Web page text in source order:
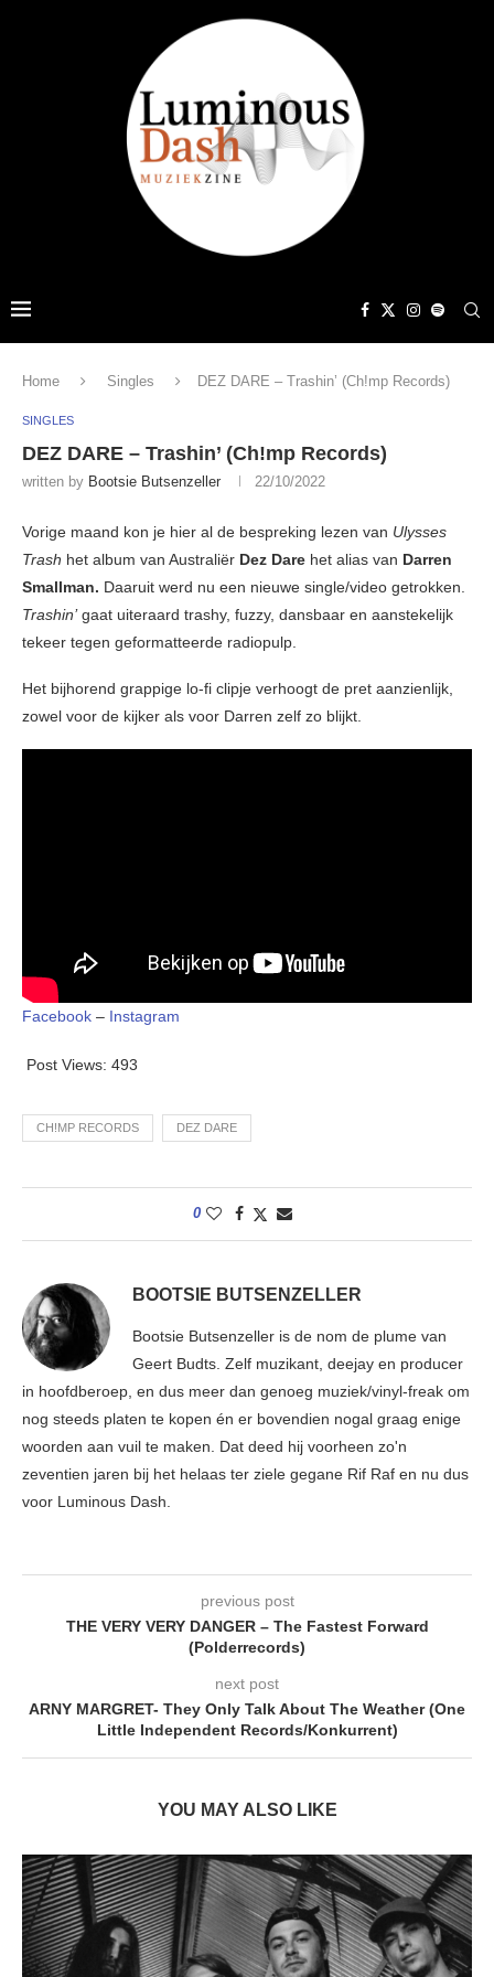
Home Singles DEZ DARE – Trashin’ (Ch!mp Records)
SINGLES
DEZ DARE – Trashin’ (Ch!mp Records)
written by Bootsie Butsenzeller 22/10/2022
Vorige maand kon je hier al de bespreking lezen van Ulysses
Trash het album van Australiër Dez Dare het alias van Darren
Smallman. Daaruit werd nu een nieuwe single/video getrokken.
Trashin’gaat uiteraard trashy, fuzzy, dansbaar en aanstekelijk
tekeer tegen geformatteerde radiopulp.
Het bijhorend grappige lo-fi clipje verhoogt de pret aanzienlijk,
zowel voor de kijker als voor Darren zelf zo blijkt.
Facebook – Instagram
Post Views: 493
CH!MP RECORDS DEZ DARE
0
BOOTSIE BUTSENZELLER
Bootsie Butsenzeller is de nom de plume van
Geert Budts. Zelf muzikant, deejay en producer
in hoofdberoep, en dus meer dan genoeg muziek/vinyl-freak om
nog steeds platen te kopen én er bovendien nogal graag enige
woorden aan vuil te maken. Dat deed hij voorheen zo'n
zeventien jaren bij het helaas ter ziele gegane Rif Raf en nu dus
voor Luminous Dash.
previous post
THE VERY VERY DANGER – The Fastest Forward
(Polderrecords)
next post
ARNY MARGRET- They Only Talk About The Weather (One
Little Independent Records/Konkurrent)
YOU MAY ALSO LIKE